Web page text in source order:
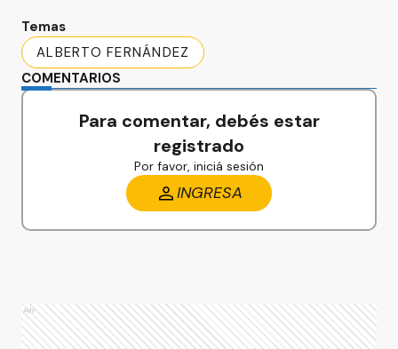
Temas
ALBERTO FERNÁNDEZ
COMENTARIOS
Para comentar, debés estar
registrado
Por favor, iniciá sesión
INGRESA
Ads